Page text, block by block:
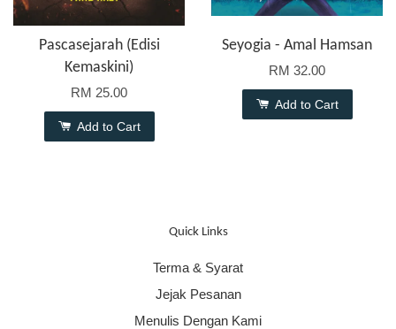
Pascasejarah (Edisi
Kemaskini)
RM 25.00
Add to Cart
Seyogia - Amal Hamsan
RM 32.00
Add to Cart
Quick Links
Terma & Syarat
Jejak Pesanan
Menulis Dengan Kami